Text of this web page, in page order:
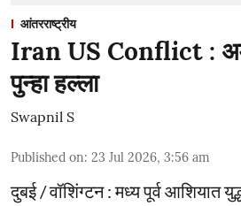
आंतरराष्ट्रीय
Iran US Conflict :
पुन्हा हल्ला
Swapnil S
Published on: 23 Jul 2026, 3:56 am
दुबई / वॉशिंग्टन : मध्य पूर्व आशियात